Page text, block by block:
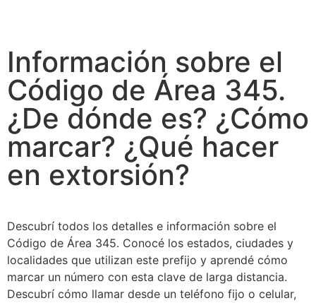
Información sobre el
Código de Área 345.
¿De dónde es? ¿Cómo
marcar? ¿Qué hacer
en extorsión?
Descubrí todos los detalles e información sobre el
Código de Área 345. Conocé los estados, ciudades y
localidades que utilizan este prefijo y aprendé cómo
marcar un número con esta clave de larga distancia.
Descubrí cómo llamar desde un teléfono fijo o celular,